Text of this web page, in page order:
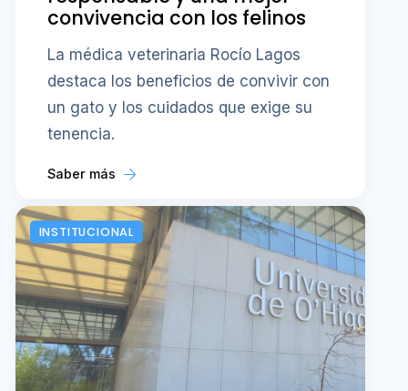
convivencia con los felinos
La médica veterinaria Rocío Lagos
destaca los beneficios de convivir con
un gato y los cuidados que exige su
tenencia.
Saber más
INSTITUCIONAL